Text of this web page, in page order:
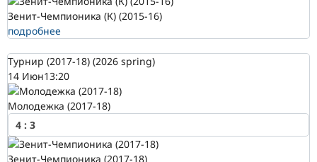
Зенит-Чемпионика (К) (2015-16)
подробнее
Турнир (2017-18) (2026 spring)
14 Июн13:20
Молодежка (2017-18)
4 : 3
Зенит-Чемпионика (2017-18)